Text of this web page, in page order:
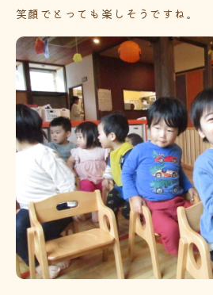
笑顔でとっても楽しそうですね。